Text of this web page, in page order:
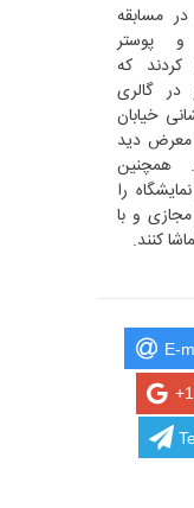
از ۶۶ کشور در مسابقه
و پوستر
که
در گالری
خیابان
معرض دید
همچنین
را
مجازی و با
کنند.
E-
+1